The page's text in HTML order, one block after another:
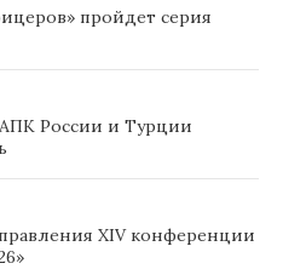
пройдет серия
России и Турции
XIV конференции